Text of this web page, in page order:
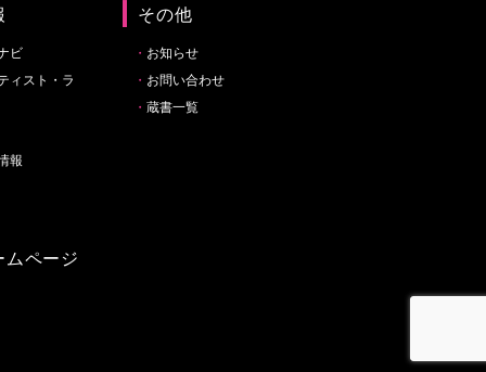
ビ
ィスト・ラ
報
ムページ
その他
お知らせ
お問い合わせ
蔵書一覧